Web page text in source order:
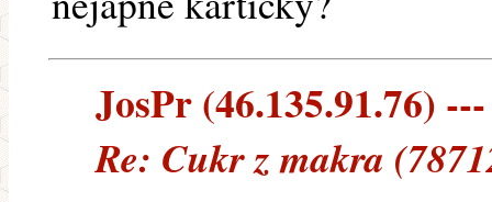
JosPr (46.135.91.76)
Re: Cukr z makra